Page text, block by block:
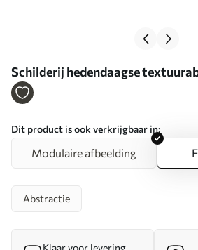
Schilderij hedendaagse
grijs- en wittinten Art. s47140
Dit product is ook verkrijgbaar in:
Modulaire afbeelding
Abstractie
Klaar voor levering